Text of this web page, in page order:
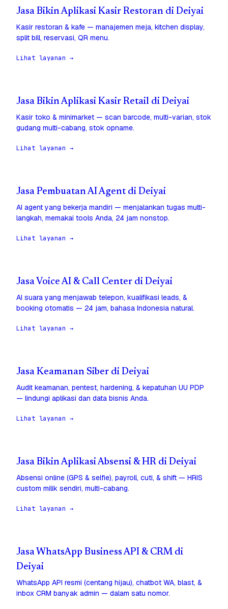
Jasa Bikin Aplikasi Kasir Restoran di Deiyai
Kasir restoran & kafe — manajemen meja, kitchen display,
split bill, reservasi, QR menu.
Lihat layanan →
Jasa Bikin Aplikasi Kasir Retail di Deiyai
Kasir toko & minimarket — scan barcode, multi-varian, stok
gudang multi-cabang, stok opname.
Lihat layanan →
Jasa Pembuatan AI Agent di Deiyai
AI agent yang bekerja mandiri — menjalankan tugas multi-
langkah, memakai tools Anda, 24 jam nonstop.
Lihat layanan →
Jasa Voice AI & Call Center di Deiyai
AI suara yang menjawab telepon, kualifikasi leads, &
booking otomatis — 24 jam, bahasa Indonesia natural.
Lihat layanan →
Jasa Keamanan Siber di Deiyai
Audit keamanan, pentest, hardening, & kepatuhan UU PDP
— lindungi aplikasi dan data bisnis Anda.
Lihat layanan →
Jasa Bikin Aplikasi Absensi & HR di Deiyai
Absensi online (GPS & selfie), payroll, cuti, & shift — HRIS
custom milik sendiri, multi-cabang.
Lihat layanan →
Jasa WhatsApp Business API & CRM di
Deiyai
WhatsApp API resmi (centang hijau), chatbot WA, blast, &
inbox CRM banyak admin — dalam satu nomor.